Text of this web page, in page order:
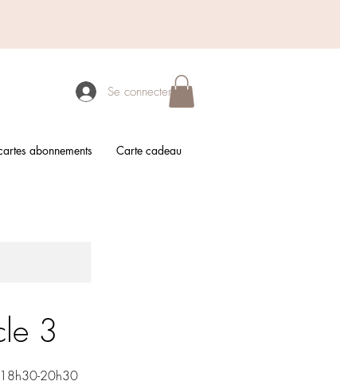
abonnements Carte cadeau
Se connecter
3
18h30-20h30